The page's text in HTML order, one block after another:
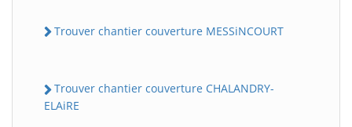
Trouver chantier couverture MESSiNCOURT
Trouver chantier couverture CHALANDRY-
ELAiRE
B Assistant en ligne